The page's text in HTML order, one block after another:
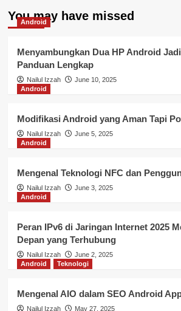
You may have missed
Android
Menyambungkan Dua HP Android
Panduan Lengkap
Nailul Izzah
June 10, 2025
Android
Modifikasi Android yang Aman Tapi
Nailul Izzah
June 5, 2025
Android
Mengenal Teknologi NFC dan
Nailul Izzah
June 3, 2025
Android
Peran IPv6 di Jaringan Internet 2025
Depan yang Terhubung
Nailul Izzah
June 2, 2025
Android
Teknologi
Mengenal AIO dalam SEO Android
Nailul Izzah May 27, 2025